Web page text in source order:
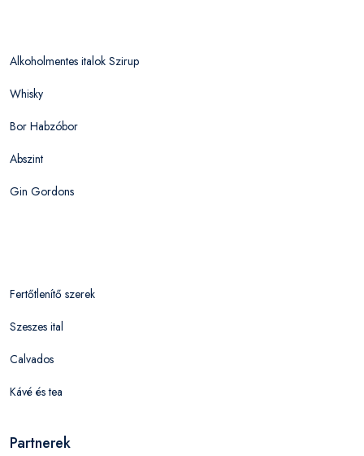
Alkoholmentes italok Szirup
Whisky
Bor Habzóbor
Abszint
Gin Gordons
Fertőtlenítő szerek
Szeszes ital
Calvados
Kávé és tea
Partnerek